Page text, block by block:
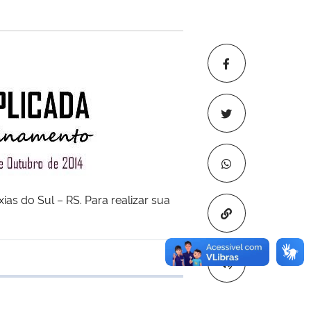
Copiar para
do Sul – RS. Para realizar sua